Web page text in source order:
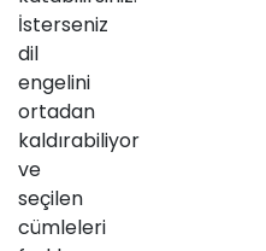
İsterseniz
dil
engelini
ortadan
kaldırabiliyor
ve
seçilen
cümleleri